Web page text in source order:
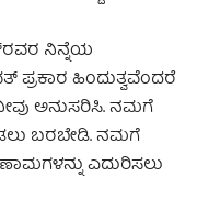
ನಿನ್ನೆಯ
ಪ್ರಕಾರ ಹಿಂದುತ್ವವೆಂದರೆ
ಅನುಸರಿಸಿ. ನಮಗೆ
ಬರಬೇಡಿ. ನಮಗೆ
ಎದುರಿಸಲು